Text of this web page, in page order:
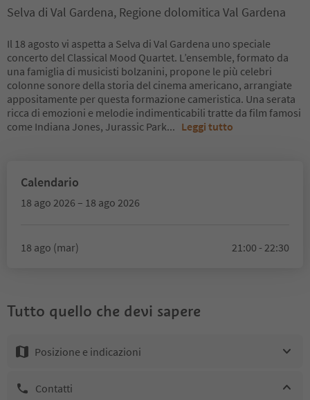
Selva di Val Gardena, Regione dolomitica Val Gardena
Il 18 agosto vi aspetta a Selva di Val Gardena uno speciale
concerto del Classical Mood Quartet. L’ensemble, formato da
una famiglia di musicisti bolzanini, propone le più celebri
colonne sonore della storia del cinema americano, arrangiate
appositamente per questa formazione cameristica. Una serata
ricca di emozioni e melodie indimenticabili tratte da film famosi
come Indiana Jones, Jurassic Park... Leggi tutto
Calendario
18 ago 2026 – 18 ago 2026
18 ago (mar) 21:00 - 22:30
Tutto quello che devi sapere
Posizione e indicazioni
Contatti